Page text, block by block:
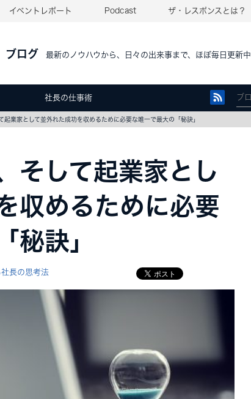
イベントレポート Podcast ザ・レスポンスとは？
ブログ 最新のノウハウから、日々の出来事まで、ほぼ毎日更新中
社長の仕事術
業家として並外れた成功を収めるために必要な唯一で最大の「秘訣」
そして起業家とし
収めるために必要
秘訣」
長の思考法